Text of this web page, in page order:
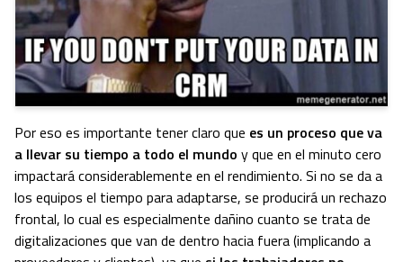
Por eso es importante tener claro que es un proceso que va
a llevar su tiempo a todo el mundo y que en el minuto cero
impactará considerablemente en el rendimiento. Si no se da a
los equipos el tiempo para adaptarse, se producirá un rechazo
frontal, lo cual es especialmente dañino cuanto se trata de
digitalizaciones que van de dentro hacia fuera (implicando a